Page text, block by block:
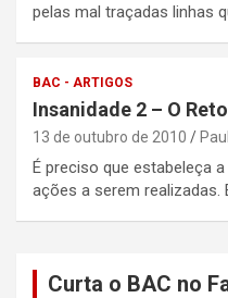
pelas mal traçadas linhas
BAC - ARTIGOS
Insanidade 2 – O
13 de outubro de 2010
É preciso que estabeleça
ações a serem realizadas.
Curta o BAC no